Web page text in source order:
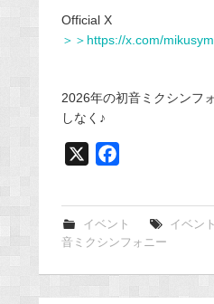
Official X
＞＞ https://x.com/
2026年の初音ミクシンフ
しなく♪
e
b
o
o
イベント イベン
音ミクシンフォニー